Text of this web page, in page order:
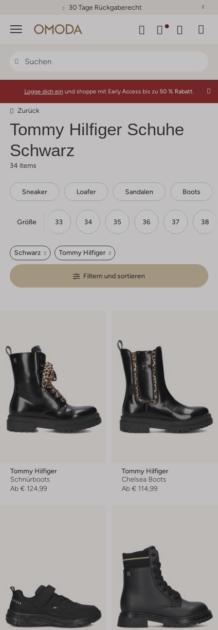
30 Tage Rückgaberecht
Menü
Logge dich ein und shoppe mit Early Access bis zu 50 % Rabatt.
Zurück
Tommy Hilfiger Schuhe
Schwarz
34 items
Sneaker Loafer Sandalen Boots
Größe
32 33 34 35 36 37 38
Schwarz Tommy Hilfiger
Filtern und sortieren
Tommy Hilfiger
Schnürboots
Ab € 124,99
Tommy Hilfiger
Chelsea Boots
Ab € 114,99